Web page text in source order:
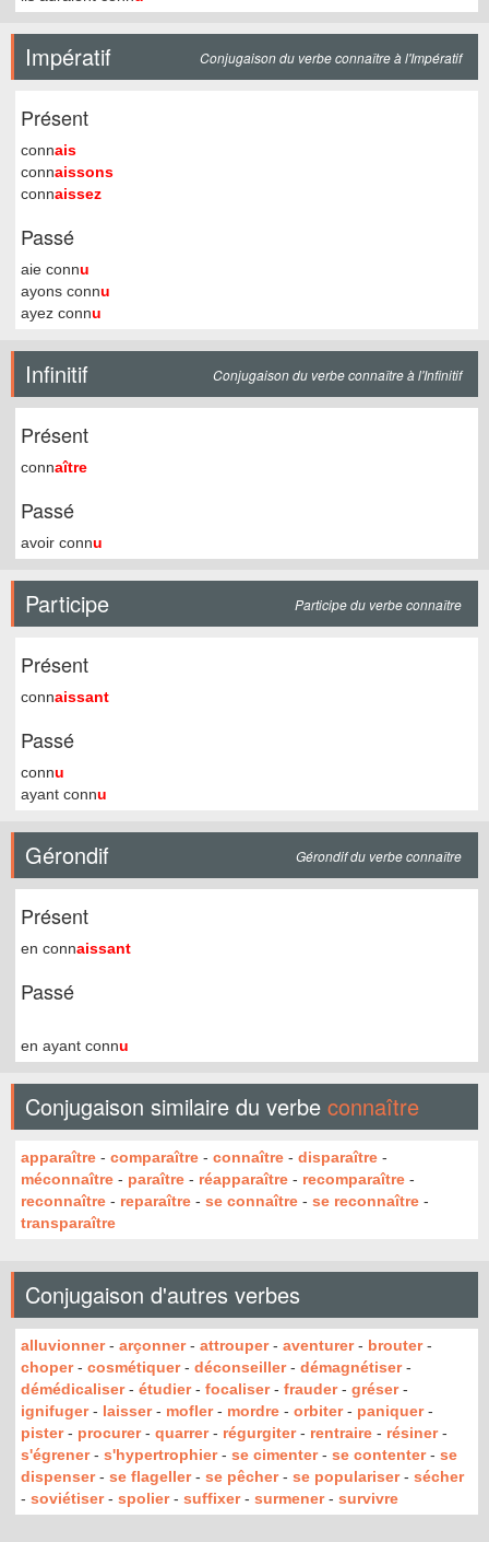
Impératif Conjugaison du verbe connaître à l'Impératif
Présent
connais
connaissons
connaissez
Passé
aie connu
ayons connu
ayez connu
Infinitif Conjugaison du verbe connaître à l'Infinitif
Présent
connaître
Passé
avoir connu
Participe Participe du verbe connaître
Présent
connaissant
Passé
connu
ayant connu
Gérondif Gérondif du verbe connaître
Présent
en connaissant
Passé
en ayant connu
Conjugaison similaire du verbe connaître
apparaître - comparaître - connaître - disparaître -
méconnaître - paraître - réapparaître - recomparaître -
reconnaître - reparaître - se connaître - se reconnaître -
transparaître
Conjugaison d'autres verbes
alluvionner- arçonner- attrouper- aventurer- brouter-
choper- cosmétiquer- déconseiller- démagnétiser-
démédicaliser- étudier- focaliser- frauder- gréser-
ignifuger- laisser- mofler- mordre - orbiter- paniquer-
pister- procurer- quarrer- régurgiter- rentraire - résiner-
s'égrener- s'hypertrophier- se cimenter- se contenter- se
dispenser- se flageller- se pêcher- se populariser- sécher
- soviétiser- spolier- suffixer- surmener- survivre